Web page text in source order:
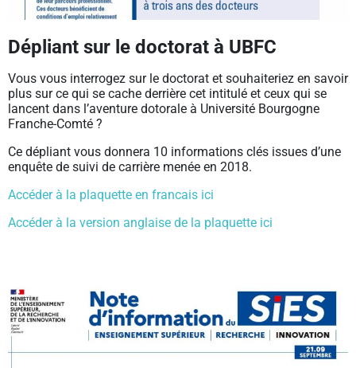
Dépliant sur le doctorat à UBFC
Vous vous interrogez sur le doctorat et souhaiteriez en savoir
plus sur ce qui se cache derrière cet intitulé et ceux qui se
lancent dans l’aventure dotorale à Université Bourgogne
Franche-Comté ?
Ce dépliant vous donnera 10 informations clés issues d’une
enquête de suivi de carrière menée en 2018.
Accéder à la plaquette en francais ici
Accéder à la version anglaise de la plaquette ici